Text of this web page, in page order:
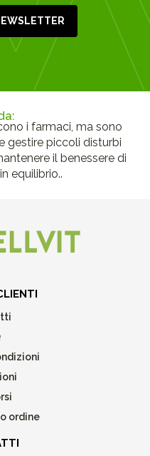
i farmaci, ma sono
gestire piccoli disturbi
il benessere di
equilibrio..
ordine